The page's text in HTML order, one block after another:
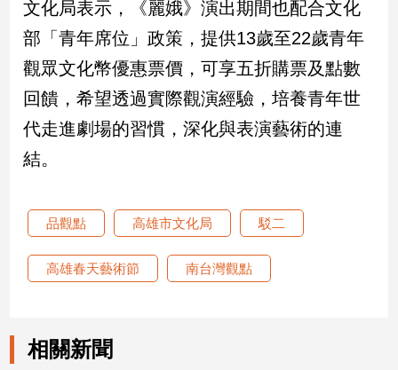
媒
體
投
稿
專
區
的
觀
點】
文化局表示，《麗娥》演出期間也配合文化
部「青年席位」政策，提供13歲至22歲青年
觀眾文化幣優惠票價，可享五折購票及點數
回饋，希望透過實際觀演經驗，培養青年世
代走進劇場的習慣，深化與表演藝術的連
結。
品觀點 高雄市文化局 駁二
高雄春天藝術節 南台灣觀點
相關新聞